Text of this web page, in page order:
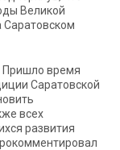
Великой
Саратовском
Пришло время
Саратовской
всех
развития